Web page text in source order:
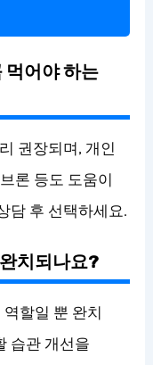
먹어야 하는
권장되며, 개인
론 등도 도움이
담 후 선택하세요.
치되나요?
할일 뿐 완치
습관 개선을